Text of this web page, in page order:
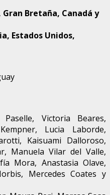
Bretaña, Canadá y
Estados Unidos,
Victoria Beares,
Lucia Laborde,
Kaisuami Dalloroso,
Manuela Vilar del Valle,
Mora, Anastasia Olave,
Mercedes Coates y